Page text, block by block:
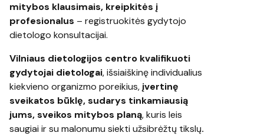
mitybos klausimais, kreipkitės į
profesionalus – registruokitės gydytojo
dietologo konsultacijai.
Vilniaus dietologijos centro kvalifikuoti
gydytojai dietologai, išsiaiškinę individualius
kiekvieno organizmo poreikius,įvertinę
sveikatos būklę, sudarys tinkamiausią
jums, sveikos mitybos planą, kuris leis
saugiai ir su malonumu siekti užsibrėžtų tikslų.